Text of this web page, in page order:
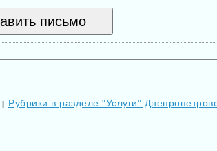
| Рубрики в разделе "Услуги"